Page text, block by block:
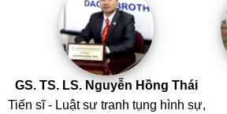
GS. TS. LS. Nguyễn Hồng Thái
Tiến sĩ - Luật sư tranh tụng hình sự,